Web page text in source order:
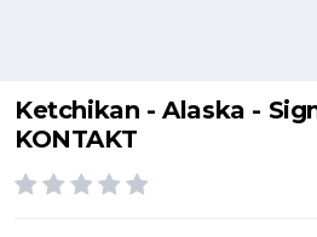
Ketchikan - Alaska -
KONTAKT